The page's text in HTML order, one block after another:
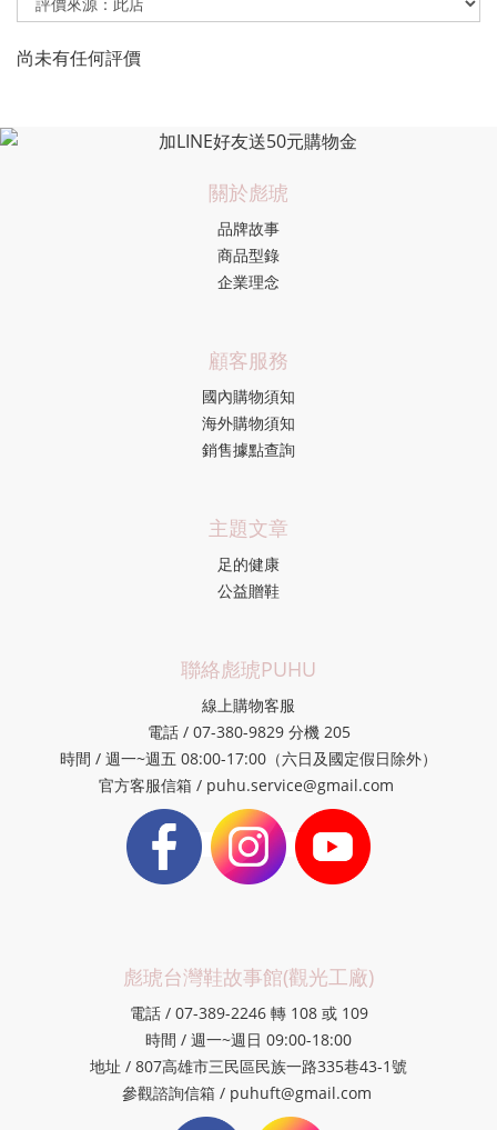
尚未有任何評價
關於彪琥
品牌故事
商品型錄
企業理念
顧客服務
國內購物須知
海外購物須知
銷售據點查詢
主題文章
足的健康
公益贈鞋
聯絡彪琥PUHU
線上購物客服
電話 / 07-380-9829 分機 205
時間 / 週一~週五 08:00-17:00（六日及國定假日除外）
官方客服信箱 / puhu.service@gmail.com
彪琥台灣鞋故事館(觀光工廠)
電話 / 07-389-2246 轉 108 或 109
時間 / 週一~週日 09:00-18:00
地址 / 807高雄市三民區民族一路335巷43-1號
參觀諮詢信箱 / puhuft@gmail.com